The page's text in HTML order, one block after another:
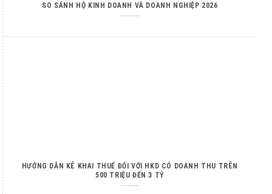
SO SÁNH HỘ KINH DOANH VÀ DOANH NGHIỆP 2026
HƯỚNG DẪN KÊ KHAI THUẾ ĐỐI VỚI HKD CÓ DOANH THU TRÊN
500 TRIỆU ĐẾN 3 TỶ